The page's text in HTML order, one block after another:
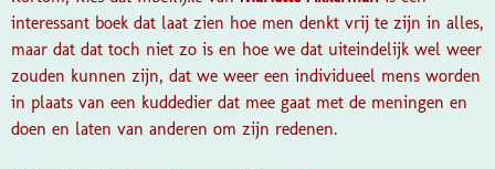
interessant boek dat laat zien hoe men denkt vrij te zijn in alles,
maar dat dat toch niet zo is en hoe we dat uiteindelijk wel weer
zouden kunnen zijn, dat we weer een individueel mens worden
in plaats van een kuddedier dat mee gaat met de meningen en
doen en laten van anderen om zijn redenen.